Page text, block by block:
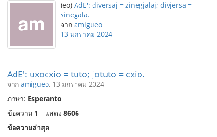
(eo) AdE': diversaj = zinegjalaj; divjersa =
sinegala.
จาก amigueo
13 มกราคม 2024
AdE': uxocxio = tuto; jotuto = cxio.
จาก amigueo, 13 มกราคม 2024
ภาษา: Esperanto
ข้อความ 1 แสดง 8606
ข้อความล่าสุด